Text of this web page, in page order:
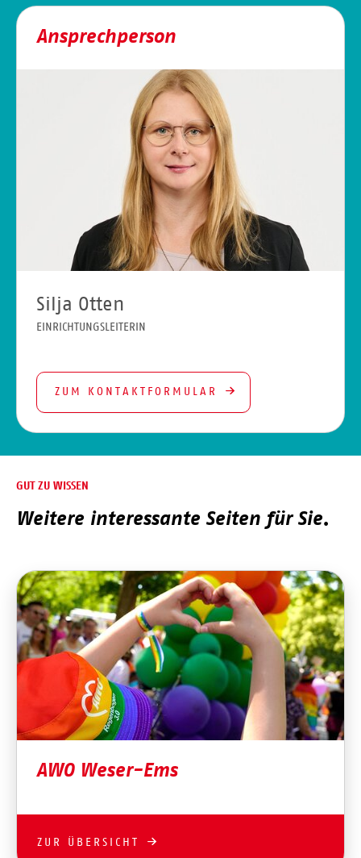
Ansprechperson
Silja Otten
EINRICHTUNGSLEITERIN
ZUM KONTAKTFORMULAR
GUT ZU WISSEN
Weitere interessante Seiten für Sie.
AWO Weser-Ems
ZUR ÜBERSICHT